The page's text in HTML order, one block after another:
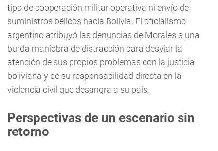
tipo de cooperación militar operativa ni envío de
suministros bélicos hacia Bolivia. El oficialismo
argentino atribuyó las denuncias de Morales a una
burda maniobra de distracción para desviar la
atención de sus propios problemas con la justicia
boliviana y de su responsabilidad directa en la
violencia civil que desangra a su país.
Perspectivas de un escenario sin
retorno